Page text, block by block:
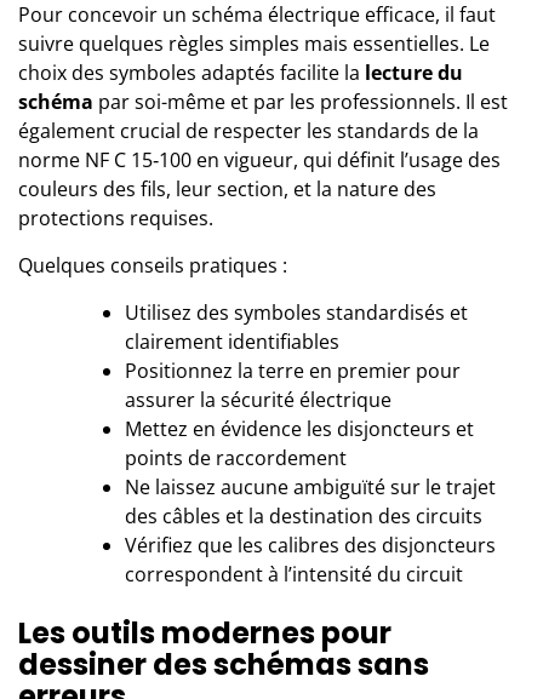
Pour concevoir un schéma électrique efficace, il faut
suivre quelques règles simples mais essentielles. Le
choix des symboles adaptés facilite la lecture du
schéma par soi-même et par les professionnels. Il est
également crucial de respecter les standards de la
norme NF C 15‑100 en vigueur, qui définit l’usage des
couleurs des fils, leur section, et la nature des
protections requises.
Quelques conseils pratiques :
Utilisez des symboles standardisés et
clairement identifiables
Positionnez la terre en premier pour
assurer la sécurité électrique
Mettez en évidence les disjoncteurs et
points de raccordement
Ne laissez aucune ambiguïté sur le trajet
des câbles et la destination des circuits
Vérifiez que les calibres des disjoncteurs
correspondent à l’intensité du circuit
Les outils modernes pour
dessiner des schémas sans